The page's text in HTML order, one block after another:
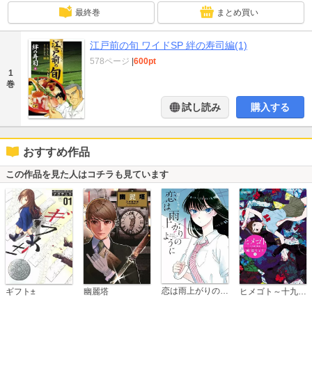
最終巻 まとめ買い
1
巻
江戸前の旬 ワイドSP 絆の寿司編(1)
578ページ 600pt
試し読み 購入する
おすすめ作品
この作品を見た人はコチラも見ています
ギフト± 幽麗塔 恋は雨上がりのように